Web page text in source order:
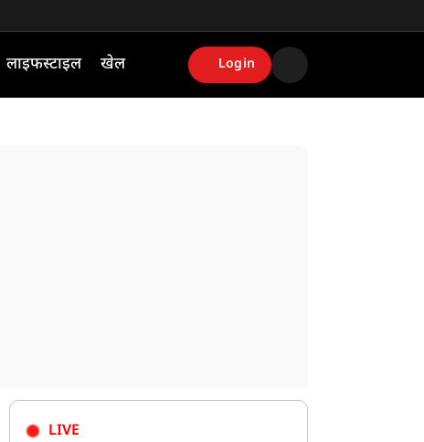
लाइफस्टाइल खेल Login
LIVE